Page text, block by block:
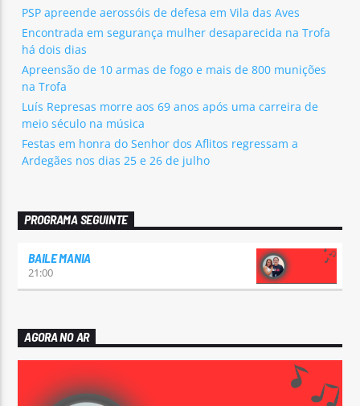
PSP apreende aerossóis de defesa em Vila das Aves
Encontrada em segurança mulher desaparecida na Trofa
há dois dias
Apreensão de 10 armas de fogo e mais de 800 munições
na Trofa
Luís Represas morre aos 69 anos após uma carreira de
meio século na música
Festas em honra do Senhor dos Aflitos regressam a
Ardegães nos dias 25 e 26 de julho
PROGRAMA SEGUINTE
BAILE MANIA
21:00
AGORA NO AR